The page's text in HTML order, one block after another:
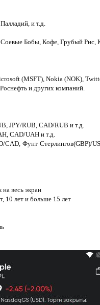
и т.д.
Бобы, Кофе, Грубый Рис,
(MSFT), Nokia (NOK),
и других компаний.
JPY/RUB, CAD/RUB и т.д.
CAD/UAH и т.д.
CAD, Фунт Стерлингов(GBP)/
весь экран
10 лет и больше 15 лет